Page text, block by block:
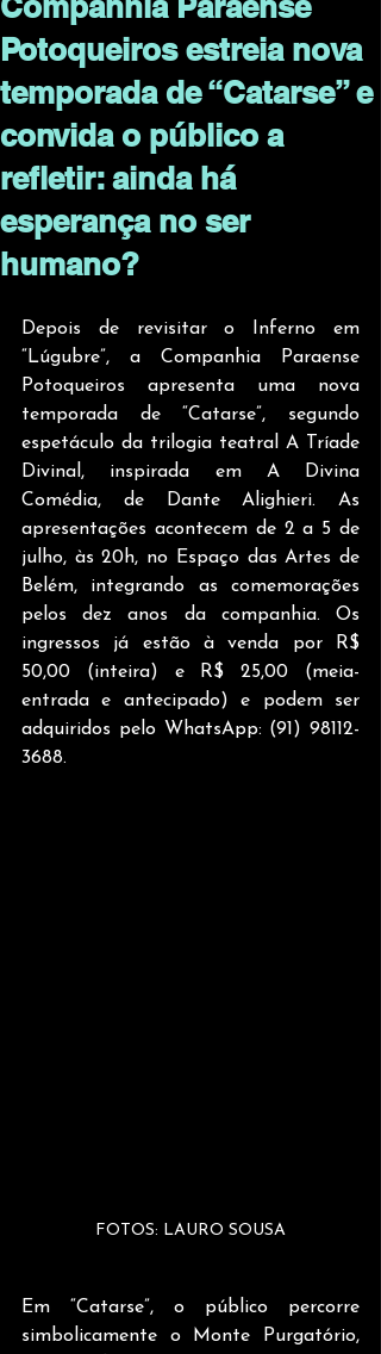
Potoqueiros estreia nova
temporada de “Catarse” e
convida o público a
refletir: ainda há
esperança no ser
humano?
Depois de revisitar o Inferno em
“Lúgubre”, a Companhia Paraense
Potoqueiros apresenta uma nova
temporada de “Catarse”, segundo
espetáculo da trilogia teatral A Tríade
Divinal, inspirada em A Divina
Comédia, de Dante Alighieri. As
apresentações acontecem de 2 a 5 de
julho, às 20h, no Espaço das Artes de
Belém, integrando as comemorações
pelos dez anos da companhia. Os
ingressos já estão à venda por R$
50,00 (inteira) e R$ 25,00 (meia-
entrada e antecipado) e podem ser
adquiridos pelo WhatsApp: (91) 98112-
3688.
FOTOS: LAURO SOUSA
Em “Catarse”, o público percorre
simbolicamente o Monte Purgatório,